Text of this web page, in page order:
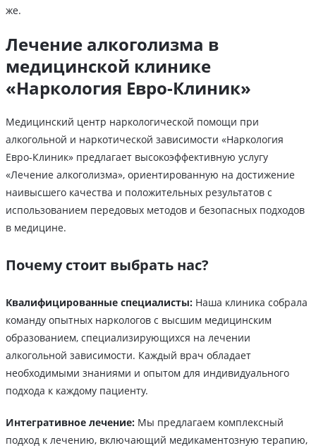
же.
Лечение алкоголизма в
медицинской клинике
«Наркология Евро-Клиник»
Медицинский центр наркологической помощи при
алкогольной и наркотической зависимости «Наркология
Евро-Клиник» предлагает высокоэффективную услугу
«Лечение алкоголизма», ориентированную на достижение
наивысшего качества и положительных результатов с
использованием передовых методов и безопасных подходов
в медицине.
Почему стоит выбрать нас?
Квалифицированные специалисты: Наша клиника собрала
команду опытных наркологов с высшим медицинским
образованием, специализирующихся на лечении
алкогольной зависимости. Каждый врач обладает
необходимыми знаниями и опытом для индивидуального
подхода к каждому пациенту.
Интегративное лечение: Мы предлагаем комплексный
подход к лечению, включающий медикаментозную терапию,